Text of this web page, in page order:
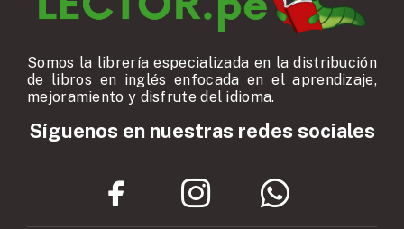
Somos la librería especializada en la distribución
de libros en inglés enfocada en el aprendizaje,
mejoramiento y disfrute del idioma.
Síguenos en nuestras redes sociales